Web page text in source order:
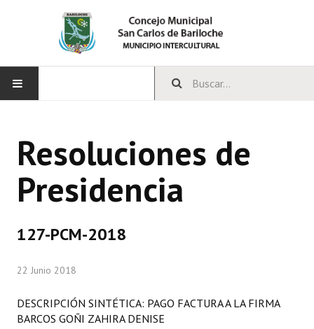
CONCEJO
Bloques Políticos
Comisiones Permanentes
Comisiones Especiales
Concejales Mandato Cumplido
Resoluciones de
Presidencia
127-PCM-2018
22 Junio 2018
DESCRIPCIÓN SINTÉTICA: PAGO FACTURA A LA FIRMA
BARCOS GOÑI ZAHIRA DENISE